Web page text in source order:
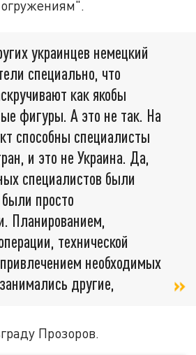
украинцев немецкий
специально, что
как якобы
фигуры. А это не так. На
способны специалисты
и это не Украина. Да,
специалистов были
просто
Планированием,
технической
необходимых
другие,
Прозоров.